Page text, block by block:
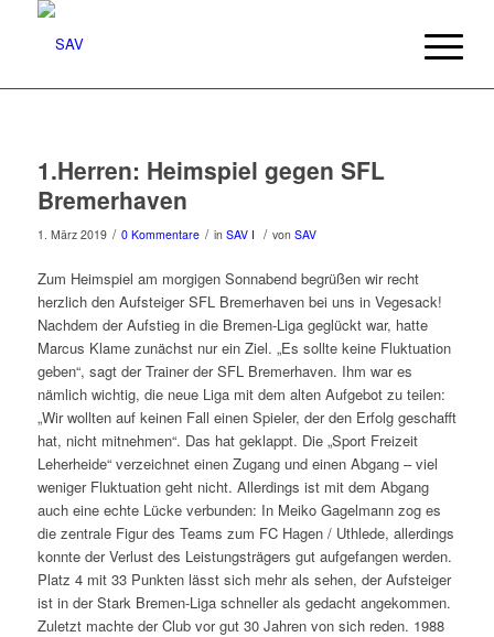
1.Herren: Heimspiel gegen SFL
Bremerhaven
1. März 2019 / 0 Kommentare / in SAV I / von SAV
Zum Heimspiel am morgigen Sonnabend begrüßen wir recht
herzlich den Aufsteiger SFL Bremerhaven bei uns in Vegesack!
Nachdem der Aufstieg in die Bremen-Liga geglückt war, hatte
Marcus Klame zunächst nur ein Ziel. „Es sollte keine Fluktuation
geben“, sagt der Trainer der SFL Bremerhaven. Ihm war es
nämlich wichtig, die neue Liga mit dem alten Aufgebot zu teilen:
„Wir wollten auf keinen Fall einen Spieler, der den Erfolg geschafft
hat, nicht mitnehmen“. Das hat geklappt. Die „Sport Freizeit
Leherheide“ verzeichnet einen Zugang und einen Abgang – viel
weniger Fluktuation geht nicht. Allerdings ist mit dem Abgang
auch eine echte Lücke verbunden: In Meiko Gagelmann zog es
die zentrale Figur des Teams zum FC Hagen / Uthlede, allerdings
konnte der Verlust des Leistungsträgers gut aufgefangen werden.
Platz 4 mit 33 Punkten lässt sich mehr als sehen, der Aufsteiger
ist in der Stark Bremen-Liga schneller als gedacht angekommen.
Zuletzt machte der Club vor gut 30 Jahren von sich reden. 1988